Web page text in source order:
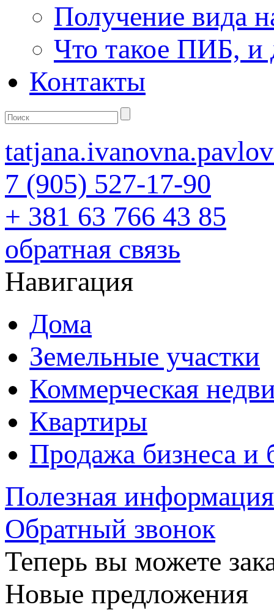
Получение вида
Что такое ПИБ, и
Контакты
7 (905) 527-17-90
+ 381 63 766 43 85
обратная связь
Навигация
Дома
Земельные участки
Коммерческая
Квартиры
Продажа бизнеса и
Полезная информация
Обратный звонок
Теперь вы можете
Новые предложения